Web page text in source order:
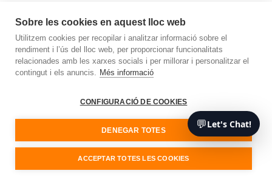
💬Let's Chat!
Sobre les cookies en aquest lloc web
Utilitzem cookies per recopilar i analitzar informació sobre el
rendiment i l’ús del lloc web, per proporcionar funcionalitats
relacionades amb les xarxes socials i per millorar i personalitzar el
contingut i els anuncis. Més informació
CONFIGURACIÓ DE COOKIES
DENEGAR TOTES
ACCEPTAR TOTES LES COOKIES